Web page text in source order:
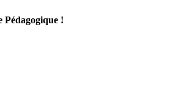
Pédagogique !